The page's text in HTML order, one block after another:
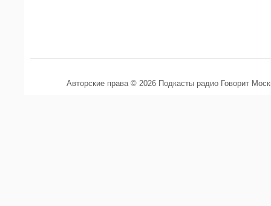
Авторские права © 2026 Подкасты радио Говорит